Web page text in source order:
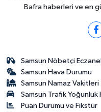
Bafra haberleri ve en
Samsun Nöbetçi
Samsun Hava Durumu
Samsun Namaz Vakitleri
Samsun Trafik Yoğunluk
Puan Durumu ve Fikstür